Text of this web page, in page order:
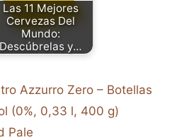
Las 11 Mejores
Cervezas Del
Mundo:
Descúbrelas y…
Azzurro Zero – Botellas
(0%, 0,33 l, 400 g)
Pale